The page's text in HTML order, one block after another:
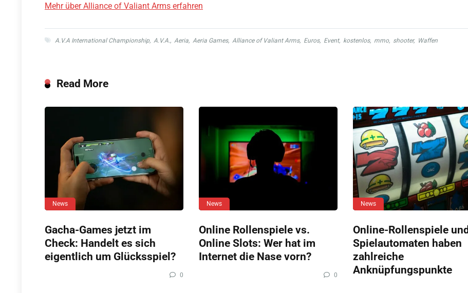
Mehr über Alliance of Valiant Arms erfahren
A.V.A International Championship, A.V.A. , Aeria, Aeria Games, Alliance of Valiant Arms, Euros, Event, kostenlos, mmo, shooter, Waffen
Read More
News
Gacha-Games jetzt im
Check: Handelt es sich
eigentlich um Glücksspiel?
0
News
Online Rollenspiele vs.
Online Slots: Wer hat im
Internet die Nase vorn?
0
News
Online-Rollenspiele und
Spielautomaten haben
zahlreiche
Anknüpfungspunkte